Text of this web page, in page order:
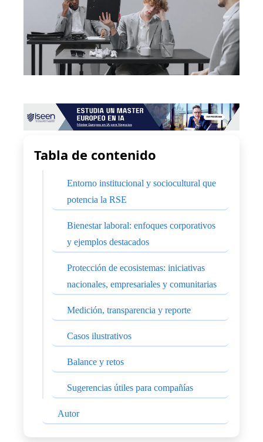
Tabla de contenido
Entorno institucional y sociocultural que
potencia la RSE
Bienestar laboral: enfoques corporativos
y ejemplos destacados
Protección de ecosistemas: iniciativas
nacionales, empresariales y comunitarias
Medición, transparencia y reporte
Casos ilustrativos
Balance y retos
Sugerencias útiles para compañías
Autor